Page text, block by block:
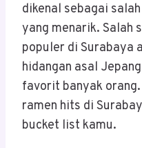
dikenal sebagai
yang menarik. Salah
populer di Surabaya
hidangan asal
favorit banyak
ramen hits di
bucket list kamu.